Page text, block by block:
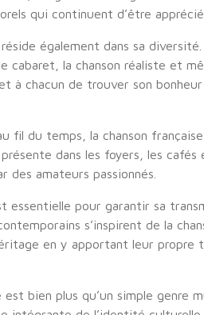
qui continuent d’être
également dans sa
cabaret, la chanson réaliste et
à chacun de trouver son bonheur
fil du temps, la chanson
dans les foyers, les cafés
amateurs passionnés.
essentielle pour garantir sa
s’inspirent de la
en y apportant leur propre
bien plus qu’un simple genre